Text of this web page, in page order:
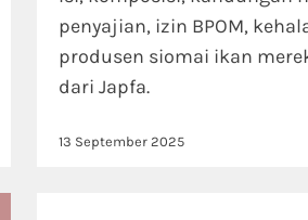
penyajian, izin BPOM,
produsen siomai ikan
dari Japfa.
13 September 2025